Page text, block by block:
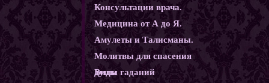
Консультации врача.
Медицина от А до Я.
Амулеты и Талисманы.
Молитвы для спасения
души
Виды гаданий